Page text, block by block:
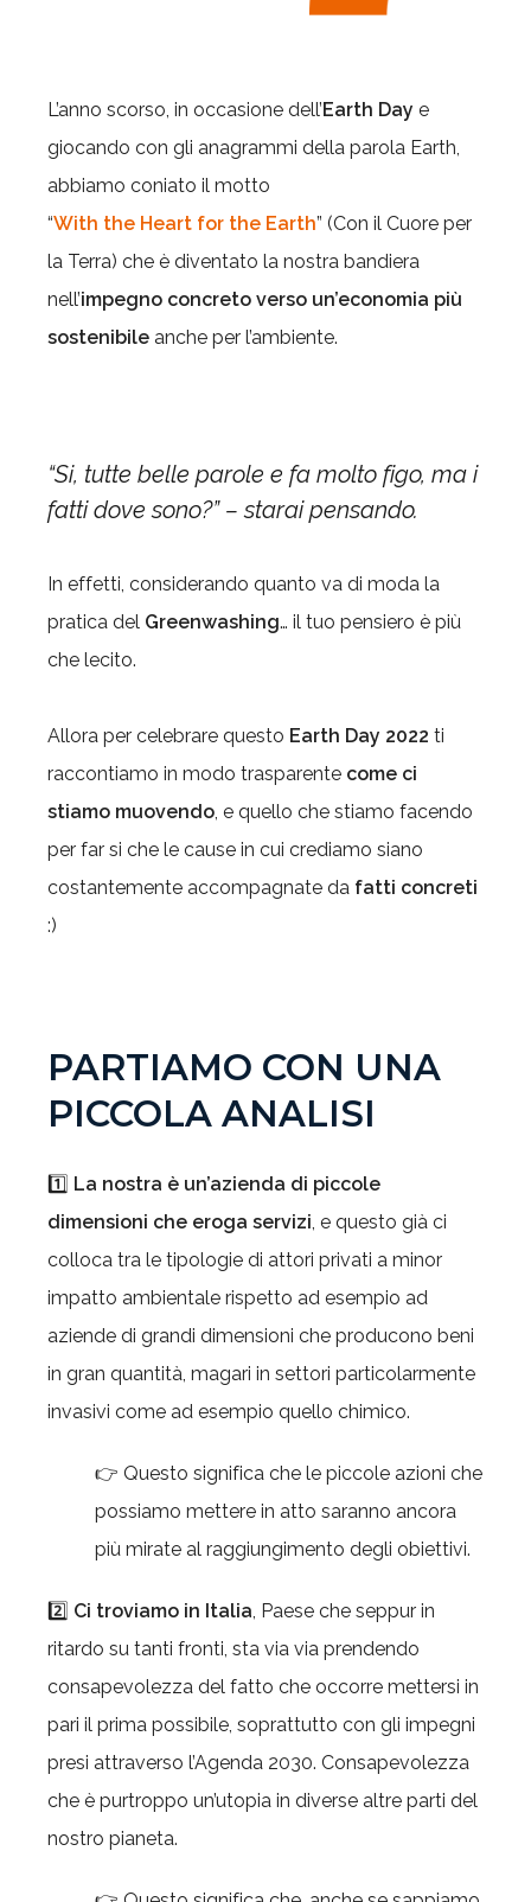
L’anno scorso, in occasione dell’Earth Day e
giocando con gli anagrammi della parola Earth,
abbiamo coniato il motto
“With the Heart for the Earth” (Con il Cuore per
la Terra) che è diventato la nostra bandiera
nell’impegno concreto verso un’economia più
sostenibile anche per l’ambiente.
“Si, tutte belle parole e fa molto figo, ma i
fatti dove sono?” – starai pensando.
In effetti, considerando quanto va di moda la
pratica del Greenwashing… il tuo pensiero è più
che lecito.
Allora per celebrare questo Earth Day 2022 ti
raccontiamo in modo trasparente come ci
stiamo muovendo, e quello che stiamo facendo
per far si che le cause in cui crediamo siano
costantemente accompagnate da fatti concreti
:)
PARTIAMO CON UNA
PICCOLA ANALISI
1️⃣ La nostra è un’azienda di piccole
dimensioni che eroga servizi, e questo già ci
colloca tra le tipologie di attori privati a minor
impatto ambientale rispetto ad esempio ad
aziende di grandi dimensioni che producono beni
in gran quantità, magari in settori particolarmente
invasivi come ad esempio quello chimico.
👉 Questo significa che le piccole azioni che
possiamo mettere in atto saranno ancora
più mirate al raggiungimento degli obiettivi.
2️⃣ Ci troviamo in Italia, Paese che seppur in
ritardo su tanti fronti, sta via via prendendo
consapevolezza del fatto che occorre mettersi in
pari il prima possibile, soprattutto con gli impegni
presi attraverso l’Agenda 2030. Consapevolezza
che è purtroppo un’utopia in diverse altre parti del
nostro pianeta.